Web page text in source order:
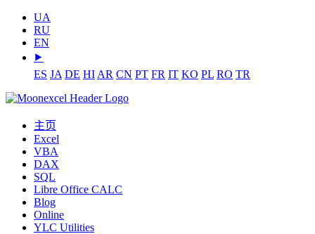
UA
RU
EN
⯈
ES JA DE HI AR CN PT FR IT KO PL RO TR
主页
Excel
VBA
DAX
SQL
Libre Office CALC
Blog
Online
YLC Utilities